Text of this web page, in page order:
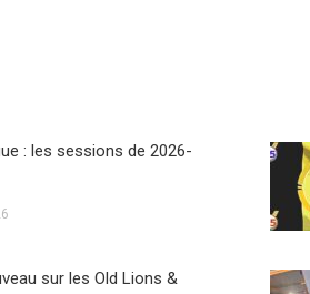
: les sessions de 2026-
sur les Old Lions &